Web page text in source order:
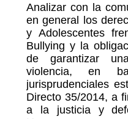
Analizar con la
en general los
y Adolescentes
Bullying y la
de garantizar
violencia, en
jurisprudenciales
Directo 35/2014, a
a la justicia y